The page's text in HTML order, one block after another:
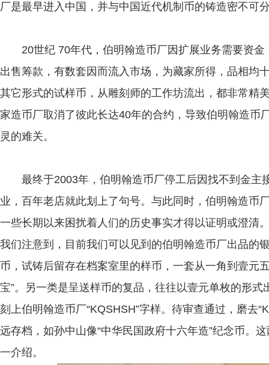
厂是最早进入中国，并与中国近代机制币的铸造密不可
20世纪 70年代，伯明翰造币厂因扩展业务需要资金
出售筹款，有数套因而流入市场，为藏家所得，品相均
其它形式的试样币，从雕刻师的工作坊流出，都非常精
家造币厂取消了彼此长达40年的合约，导致伯明翰造币
灵的难关。
最终于2003年，伯明翰造币厂停工后因找不到金主
业，百年老店就此划上了句号。与此同时，伯明翰造币
一些长期以来困扰着人们的历史事实才得以证明或澄清
我们注意到，目前我们可以见到的伯明翰造币厂出品的
币，试铸后留存在档案室里的样币，一套从一角到壹元
宝”。另一类是呈送样币的复品，往往以壹元单枚的形
刻上伯明翰造币厂“KQSHSH”字样。待审查通过，磨去
远存档，如孙中山像“中华民国政府十六年造”纪念币。
一介绍。